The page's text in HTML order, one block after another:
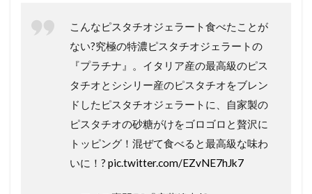
こんなピスタチオジェラート食べたことが
ない?究極の特濃ピスタチオジェラートの
『プラチナ』。イタリア産の最高級のピス
タチオとシシリー産のピスタチオをブレン
ドしたピスタチオジェラートに、自家製の
ピスタチオの砂糖がけをゴロゴロと贅沢に
トッピング！混ぜて食べると最高級な味わ
いに！? pic.twitter.com/EZvNE7hJk7